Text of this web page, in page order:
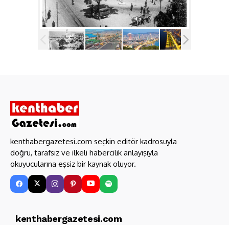
kenthabergazetesi.com seçkin editör kadrosuyla
doğru, tarafsız ve ilkeli habercilik anlayışıyla
okuyucularına eşsiz bir kaynak oluyor.
kenthabergazetesi.com